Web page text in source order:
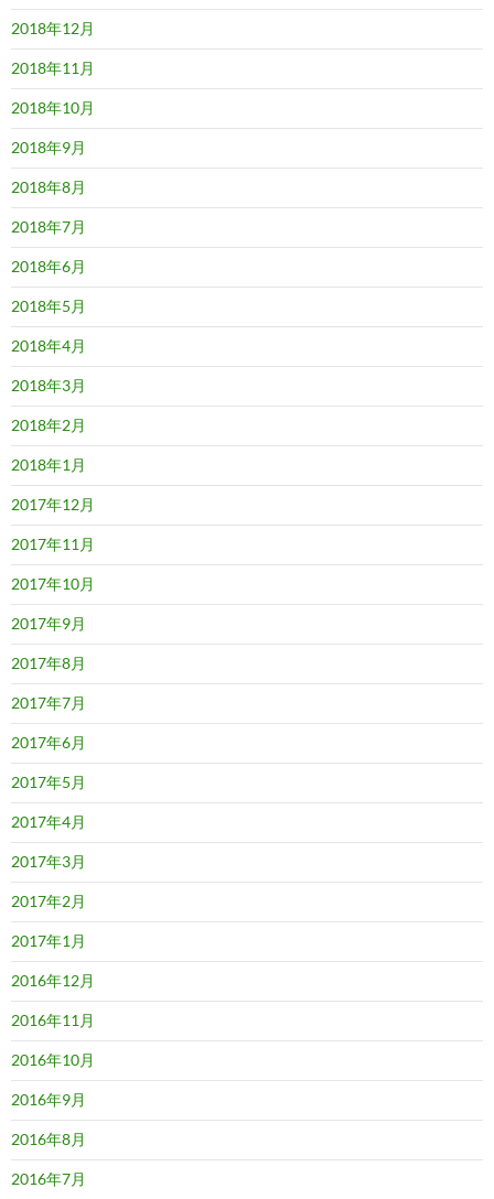
2018年12月
2018年11月
2018年10月
2018年9月
2018年8月
2018年7月
2018年6月
2018年5月
2018年4月
2018年3月
2018年2月
2018年1月
2017年12月
2017年11月
2017年10月
2017年9月
2017年8月
2017年7月
2017年6月
2017年5月
2017年4月
2017年3月
2017年2月
2017年1月
2016年12月
2016年11月
2016年10月
2016年9月
2016年8月
2016年7月